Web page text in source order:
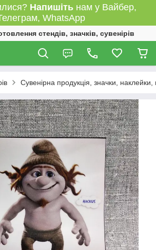
Напишітьнам у Вайбер,
WhatsApp
стендів, значків, сувенірів
Сувенірна продукція, значки, наклейки,